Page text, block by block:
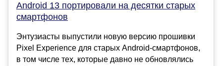
Android 13 портировали на десятки старых
смартфонов
Энтузиасты выпустили новую версию прошивки
Pixel Experience для старых Android-смартфонов,
в том числе тех, которые давно не обновлялись